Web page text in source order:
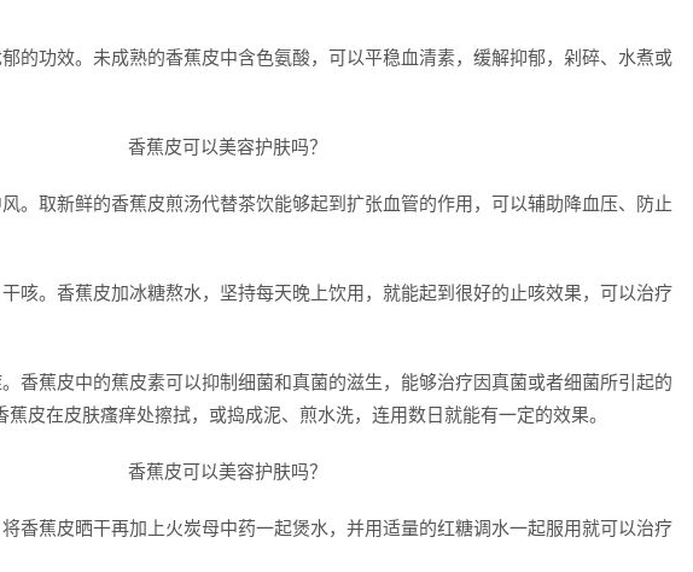
的功效。未成熟的香蕉皮中含色氨酸，可以平稳血清素，缓解抑郁，剁碎、水煮或
。取新鲜的香蕉皮煎汤代替茶饮能够起到扩张血管的作用，可以辅助降血压、防止
咳。香蕉皮加冰糖熬水，坚持每天晚上饮用，就能起到很好的止咳效果，可以治疗
香蕉皮中的蕉皮素可以抑制细菌和真菌的滋生，能够治疗因真菌或者细菌所引起的
皮在皮肤瘙痒处擦拭，或捣成泥、煎水洗，连用数日就能有一定的效果。
香蕉皮晒干再加上火炭母中药一起煲水，并用适量的红糖调水一起服用就可以治疗